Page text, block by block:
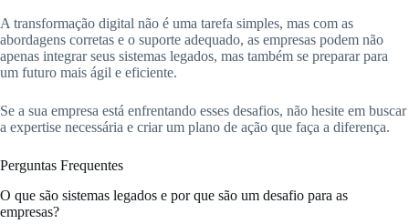
A transformação digital não é uma tarefa simples, mas com as
abordagens corretas e o suporte adequado, as empresas podem não
apenas integrar seus sistemas legados, mas também se preparar para
um futuro mais ágil e eficiente.
Se a sua empresa está enfrentando esses desafios, não hesite em buscar
a expertise necessária e criar um plano de ação que faça a diferença.
Perguntas Frequentes
O que são sistemas legados e por que são um desafio para as
empresas?